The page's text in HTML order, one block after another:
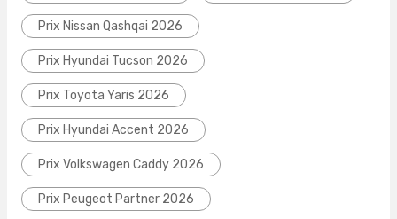
Prix Nissan Qashqai 2026
Prix Hyundai Tucson 2026
Prix Toyota Yaris 2026
Prix Hyundai Accent 2026
Prix Volkswagen Caddy 2026
Prix Peugeot Partner 2026